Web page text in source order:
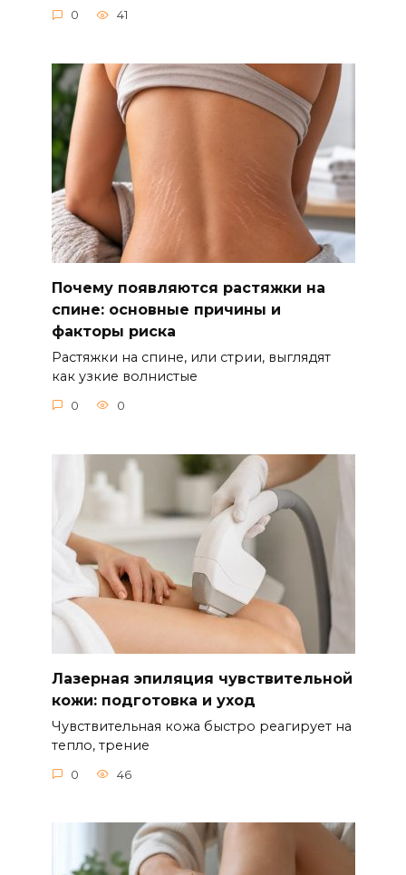
0 41
Почему появляются растяжки на
спине: основные причины и
факторы риска
Растяжки на спине, или стрии, выглядят
как узкие волнистые
0 0
Лазерная эпиляция чувствительной
кожи: подготовка и уход
Чувствительная кожа быстро реагирует на
тепло, трение
0 46